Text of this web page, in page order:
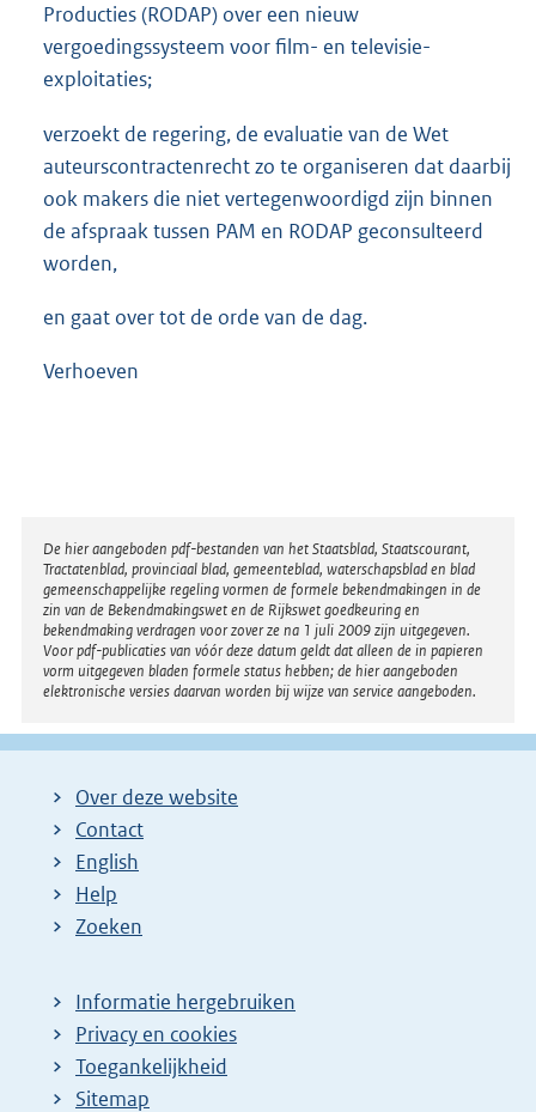
Producties (RODAP) over een nieuw
vergoedingssysteem voor film- en televisie-
exploitaties;
verzoekt de regering, de evaluatie van de Wet
auteurscontractenrecht zo te organiseren dat daarbij
ook makers die niet vertegenwoordigd zijn binnen
de afspraak tussen PAM en RODAP geconsulteerd
worden,
en gaat over tot de orde van de dag.
Verhoeven
Disclaimer
De hier aangeboden pdf-bestanden van het Staatsblad, Staatscourant,
Tractatenblad, provinciaal blad, gemeenteblad, waterschapsblad en blad
gemeenschappelijke regeling vormen de formele bekendmakingen in de
zin van de Bekendmakingswet en de Rijkswet goedkeuring en
bekendmaking verdragen voor zover ze na 1 juli 2009 zijn uitgegeven.
Voor pdf-publicaties van vóór deze datum geldt dat alleen de in papieren
vorm uitgegeven bladen formele status hebben; de hier aangeboden
elektronische versies daarvan worden bij wijze van service aangeboden.
Over deze website
Contact
English
Help
Zoeken
Informatie hergebruiken
Privacy en cookies
Toegankelijkheid
Sitemap